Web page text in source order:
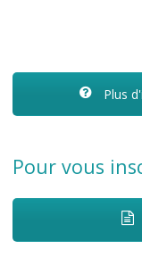
Plus
Pour vous